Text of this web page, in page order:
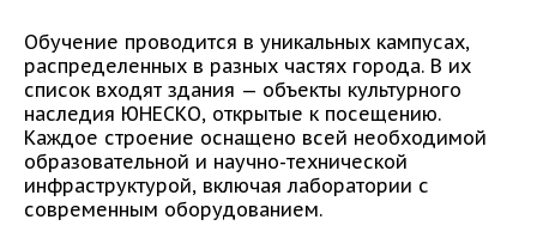
Обучение проводится в уникальных кампусах,
распределенных в разных частях города. В их
список входят здания — объекты культурного
наследия ЮНЕСКО, открытые к посещению.
Каждое строение оснащено всей необходимой
образовательной и научно-технической
инфраструктурой, включая лаборатории с
современным оборудованием.